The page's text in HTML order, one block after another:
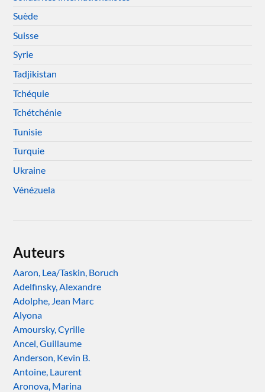
Suède
Suisse
Syrie
Tadjikistan
Tchéquie
Tchétchénie
Tunisie
Turquie
Ukraine
Vénézuela
Auteurs
Aaron, Lea/Taskin, Boruch
Adelfinsky, Alexandre
Adolphe, Jean Marc
Alyona
Amoursky, Cyrille
Ancel, Guillaume
Anderson, Kevin B.
Antoine, Laurent
Aronova, Marina